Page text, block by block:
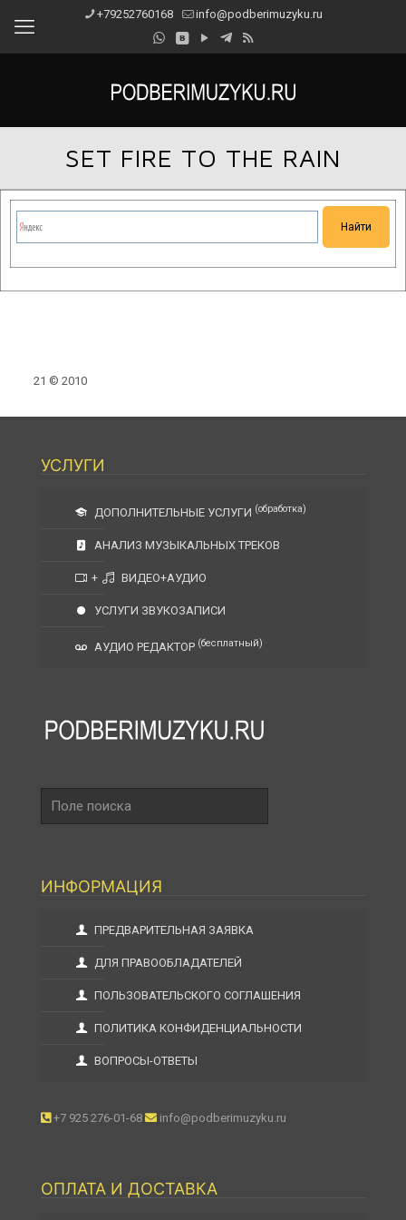
+79252760168 info@podberimuzyku.ru
SET FIRE TO THE RAIN
21 © 2010
УСЛУГИ
ДОПОЛНИТЕЛЬНЫЕ УСЛУГИ (обработка)
АНАЛИЗ МУЗЫКАЛЬНЫХ ТРЕКОВ
+ ВИДЕО+АУДИО
УСЛУГИ ЗВУКОЗАПИСИ
АУДИО РЕДАКТОР (бесплатный)
поиска
ИНФОРМАЦИЯ
ПРЕДВАРИТЕЛЬНАЯ ЗАЯВКА
ДЛЯ ПРАВООБЛАДАТЕЛЕЙ
ПОЛЬЗОВАТЕЛЬСКОГО СОГЛАШЕНИЯ
ПОЛИТИКА КОНФИДЕНЦИАЛЬНОСТИ
ВОПРОСЫ-ОТВЕТЫ
+7 925 276-01-68 info@podberimuzyku.ru
ОПЛАТА И ДОСТАВКА